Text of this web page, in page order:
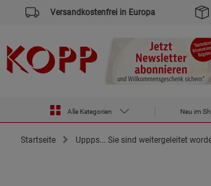
Versandkostenfrei in Europa
Alle Kategorien Neu im
Startseite Uppps... Sie sind weitergeleitet